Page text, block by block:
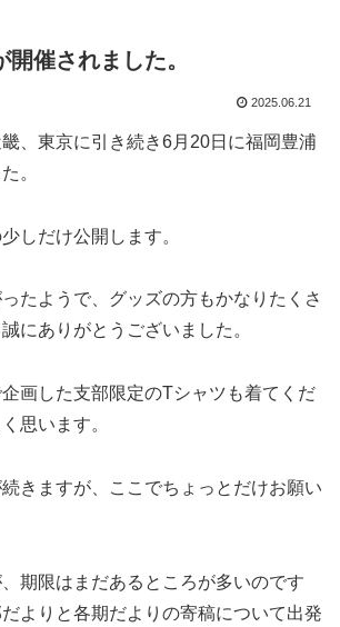
催されました。
2025.06.21
、東京に引き続き6月20日に福岡豊浦
。
しだけ公開します。
たようで、グッズの方もかなりたくさ
にありがとうございました。
画した支部限定のTシャツも着てくだ
思います。
きますが、ここでちょっとだけお願い
期限はまだあるところが多いのです
よりと各期だよりの寄稿について出発